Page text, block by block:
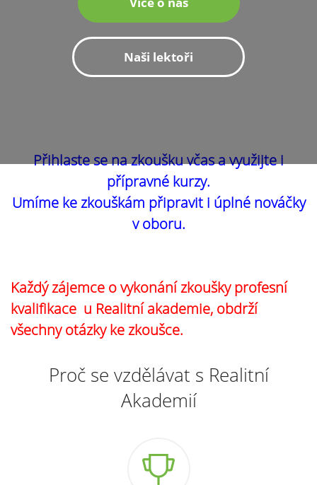
Naši lektoři
Přihlaste se na zkoušku včas a využijte i
přípravné kurzy.
Umíme ke zkouškám připravit i úplné nováčky
v oboru.
Každý zájemce o vykonání zkoušky profesní
kvalifikace u Realitní akademie, obdrží
všechny otázky ke zkoušce.
Proč se vzdělávat s Realitní
Akademií